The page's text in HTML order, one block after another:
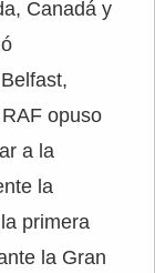
Canadá y
opuso
a la
la
primera
la Gran